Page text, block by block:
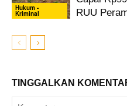
Hukum -
Kriminal
RUU
TINGGALKAN